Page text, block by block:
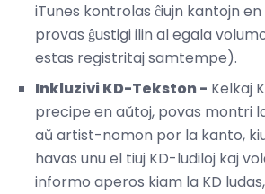
iTunes kontrolas ĉiujn kantojn
provas ĝustigi ilin al egala
estas registritaj samtempe).
Inkluzivi KD-Tekston - Kelkaj
precipe en aŭtoj, povas montri
aŭ artist-nomon por la kanto,
havas unu el tiuj KD-ludiloj kaj
informo aperos kiam la KD